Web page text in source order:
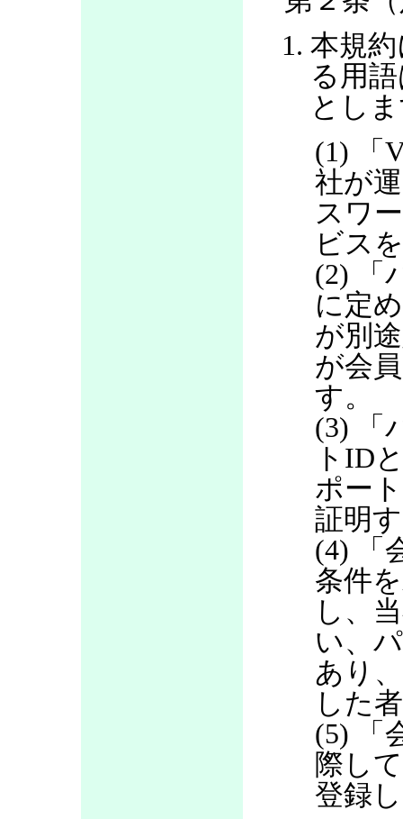
本規
る用
とし
(1) 「
社が
スワ
ビス
(2) 「
に定
が別
が会
す。
(3) 「
トID
ポー
証明
(4) 「
条件
し、
い、
あり
した
(5) 「
際し
登録